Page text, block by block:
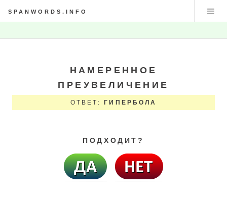
SPANWORDS.INFO
НАМЕРЕННОЕ
ПРЕУВЕЛИЧЕНИЕ
ОТВЕТ: ГИПЕРБОЛА
ПОДХОДИТ?